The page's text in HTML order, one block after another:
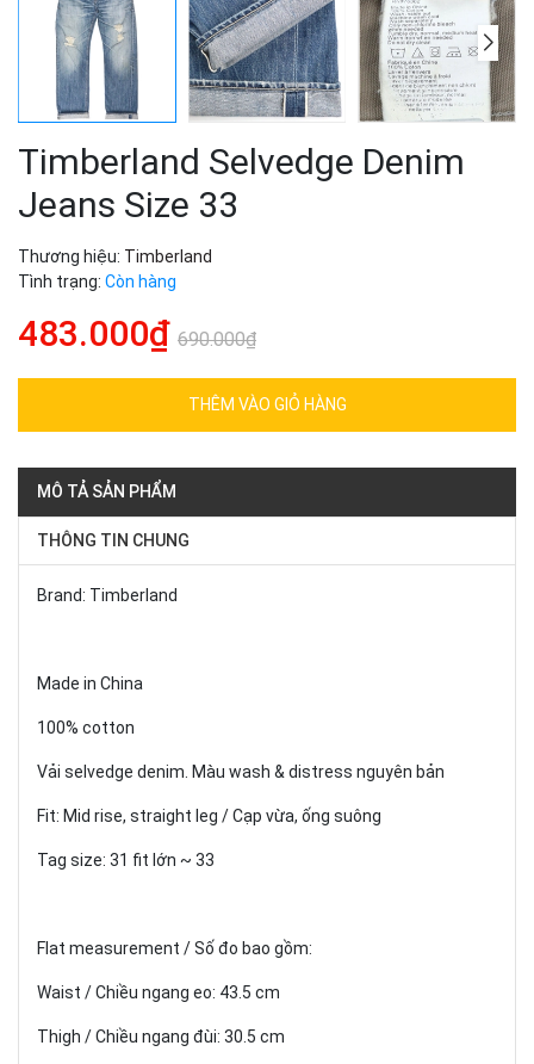
Timberland Selvedge Denim
Jeans Size 33
Thương hiệu: Timberland
Tình trạng: Còn hàng
483.000₫ 690.000₫
THÊM VÀO GIỎ HÀNG
MÔ TẢ SẢN PHẨM
THÔNG TIN CHUNG
Brand: Timberland
Made in China
100% cotton
Vải selvedge denim. Màu wash & distress nguyên bản
Fit: Mid rise, straight leg / Cạp vừa, ống suông
Tag size: 31 fit lớn ~ 33
Flat measurement / Số đo bao gồm:
Waist / Chiều ngang eo: 43.5 cm
Thigh / Chiều ngang đùi: 30.5 cm